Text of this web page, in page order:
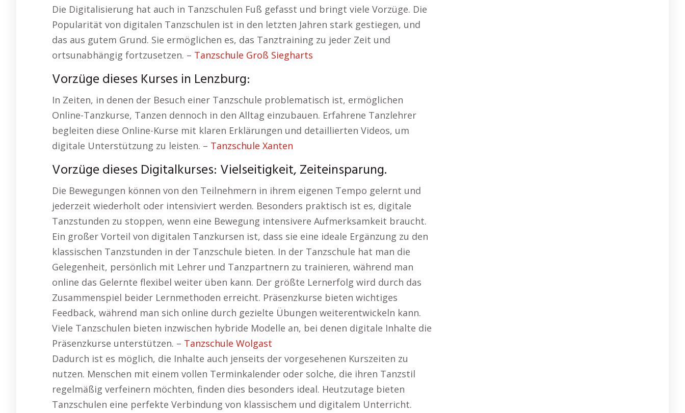
Die Digitalisierung hat auch in Tanzschulen Fuß gefasst und bringt viele Vorzüge. Die
Popularität von digitalen Tanzschulen ist in den letzten Jahren stark gestiegen, und
das aus gutem Grund. Sie ermöglichen es, das Tanztraining zu jeder Zeit und
ortsunabhängig fortzusetzen. – Tanzschule Groß Siegharts
Vorzüge dieses Kurses in Lenzburg:
In Zeiten, in denen der Besuch einer Tanzschule problematisch ist, ermöglichen
Online-Tanzkurse, Tanzen dennoch in den Alltag einzubauen. Erfahrene Tanzlehrer
begleiten diese Online-Kurse mit klaren Erklärungen und detaillierten Videos, um
digitale Unterstützung zu leisten. – Tanzschule Xanten
Vorzüge dieses Digitalkurses: Vielseitigkeit, Zeiteinsparung.
Die Bewegungen können von den Teilnehmern in ihrem eigenen Tempo gelernt und
jederzeit wiederholt oder intensiviert werden. Besonders praktisch ist es, digitale
Tanzstunden zu stoppen, wenn eine Bewegung intensivere Aufmerksamkeit braucht.
Ein großer Vorteil von digitalen Tanzkursen ist, dass sie eine ideale Ergänzung zu den
klassischen Tanzstunden in der Tanzschule bieten. In der Tanzschule hat man die
Gelegenheit, persönlich mit Lehrer und Tanzpartnern zu trainieren, während man
online das Gelernte flexibel weiter üben kann. Der größte Lernerfolg wird durch das
Zusammenspiel beider Lernmethoden erreicht. Präsenzkurse bieten wichtiges
Feedback, während man sich online durch gezielte Übungen weiterentwickeln kann.
Viele Tanzschulen bieten inzwischen hybride Modelle an, bei denen digitale Inhalte die
Präsenzkurse unterstützen. – Tanzschule Wolgast
Dadurch ist es möglich, die Inhalte auch jenseits der vorgesehenen Kurszeiten zu
nutzen. Menschen mit einem vollen Terminkalender oder solche, die ihren Tanzstil
regelmäßig verfeinern möchten, finden dies besonders ideal. Heutzutage bieten
Tanzschulen eine perfekte Verbindung von klassischem und digitalem Unterricht.